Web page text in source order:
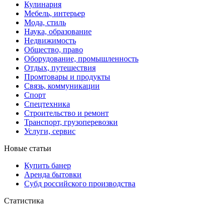
Кулинария
Мебель, интерьер
Мода, стиль
Наука, образование
Недвижимость
Общество, право
Оборудование, промышленность
Отдых, путешествия
Промтовары и продукты
Связь, коммуникации
Спорт
Спецтехника
Строительство и ремонт
Транспорт, грузоперевозки
Услуги, сервис
Новые статьи
Купить банер
Аренда бытовки
Субд российского производства
Статистика